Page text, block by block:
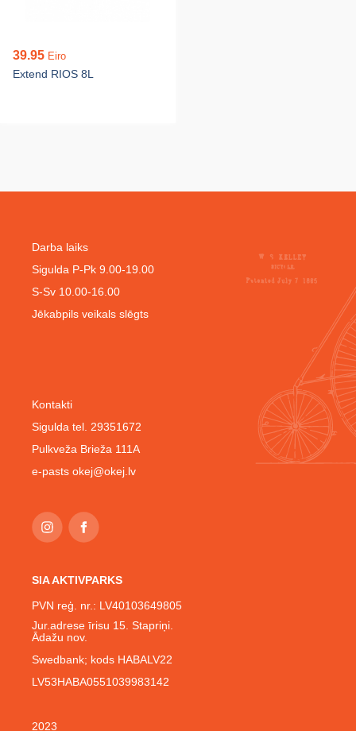
39.95 Eiro
Extend RIOS 8L
Kontakti
Sigulda tel. 29351672
Pulkveža Brieža 111A
e-pasts okej@okej.lv
Darba laiks
Sigulda P-Pk 9.00-19.00
S-Sv 10.00-16.00
Jēkabpils veikals slēgts
SIA AKTIVPARKS
PVN reģ. nr.: LV40103649805
Jur.adrese īrisu 15. Stapriņi.
Ādažu nov.
Swedbank; kods HABALV22
LV53HABA0551039983142
2023